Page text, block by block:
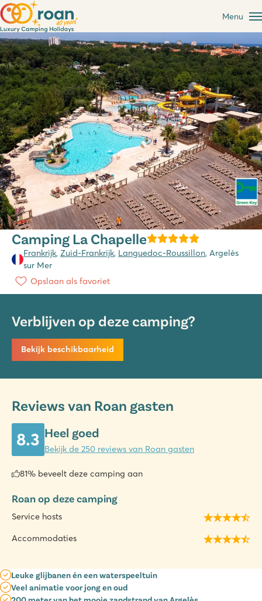
Menu
Camping La Chapelle
Frankrijk, Zuid-Frankrijk, Languedoc-Roussillon, Argelès
sur Mer
Opslaan als favoriet
Verblijven op deze camping?
Bekijk beschikbaarheid
Reviews van Roan gasten
8.3 Heel goed
Bekijk de 250 reviews van Roan gasten
81% beveelt deze camping aan
Roan op deze camping
Service hosts
Accommodaties
Leuke glijbanen én een waterspeeltuin
Veel animatie voor jong en oud